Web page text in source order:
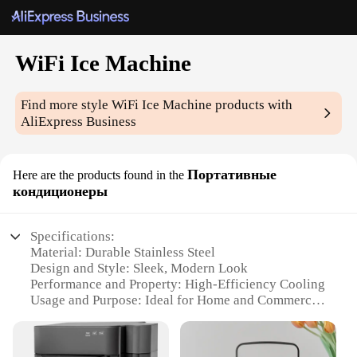
WiFi Ice Machine
Find more styleWiFi Ice Machine products with
AliExpress Business
Here are the products found in the Портативные
кондиционеры
Specifications:
Material: Durable Stainless Steel
Design and Style: Sleek, Modern Look
Performance and Property: High-Efficiency Cooling
Usage and Purpose: Ideal for Home and Commercial
Shape or Size or Weight or Quantity: Compact and